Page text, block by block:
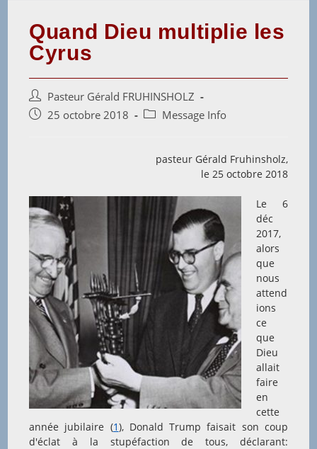
Quand Dieu multiplie les
Cyrus
Auteur/autrice
de
Pasteur Gérald FRUHINSHOLZ
Post25 octobre 2018
PostMessage Info
pasteur Gérald Fruhinsholz,
le 25 octobre 2018
Le 6
déc
2017,
alors
que
nous
attend
ions
ce
que
Dieu
allait
faire
en
cette
année jubilaire (1), Donald Trump faisait son coup
d'éclat à la stupéfaction de tous, déclarant: